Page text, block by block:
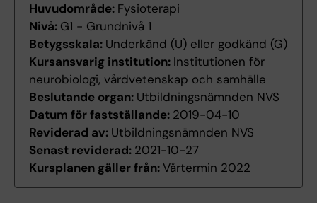
Huvudområde: Fysioterapi
Nivå: G1 - Grundnivå 1
Betygsskala: Underkänd (U) eller godkänd (G)
Kursansvarig institution: Institutionen för
neurobiologi, vårdvetenskap och samhälle
Beslutande organ: Utbildningsnämnden NVS
Datum för fastställande: 2019-04-10
Reviderad av: Utbildningsnämnden NVS
Senast reviderad: 2021-10-27
Kursplanen gäller från:Vårtermin 2022